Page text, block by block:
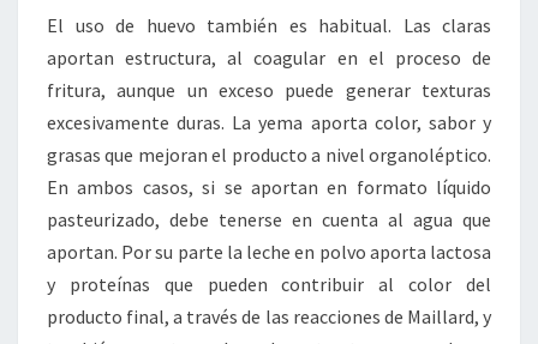
El uso de huevo también es habitual. Las claras
aportan estructura, al coagular en el proceso de
fritura, aunque un exceso puede generar texturas
excesivamente duras. La yema aporta color, sabor y
grasas que mejoran el producto a nivel organoléptico.
En ambos casos, si se aportan en formato líquido
pasteurizado, debe tenerse en cuenta al agua que
aportan. Por su parte la leche en polvo aporta lactosa
y proteínas que pueden contribuir al color del
producto final, a través de las reacciones de Maillard, y